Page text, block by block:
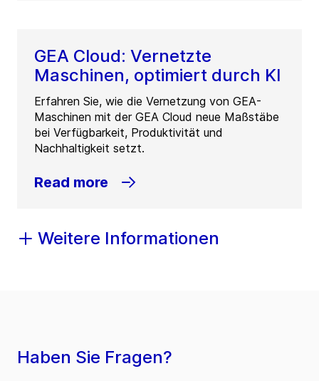
GEA Cloud: Vernetzte
Maschinen, optimiert durch KI
Erfahren Sie, wie die Vernetzung von GEA-
Maschinen mit der GEA Cloud neue Maßstäbe
bei Verfügbarkeit, Produktivität und
Nachhaltigkeit setzt.
Read more
Weitere Informationen
Haben Sie Fragen?